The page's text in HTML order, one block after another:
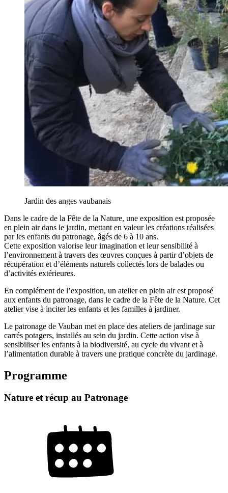
Jardin des anges vaubanais
Dans le cadre de la Fête de la Nature, une exposition est proposée
en plein air dans le jardin, mettant en valeur les créations réalisées
par les enfants du patronage, âgés de 6 à 10 ans.
Cette exposition valorise leur imagination et leur sensibilité à
l’environnement à travers des œuvres conçues à partir d’objets de
récupération et d’éléments naturels collectés lors de balades ou
d’activités extérieures.
En complément de l’exposition, un atelier en plein air est proposé
aux enfants du patronage, dans le cadre de la Fête de la Nature. Cet
atelier vise à inciter les enfants et les familles à jardiner.
Le patronage de Vauban met en place des ateliers de jardinage sur
carrés potagers, installés au sein du jardin. Cette action vise à
sensibiliser les enfants à la biodiversité, au cycle du vivant et à
l’alimentation durable à travers une pratique concrète du jardinage.
Programme
Nature et récup au Patronage